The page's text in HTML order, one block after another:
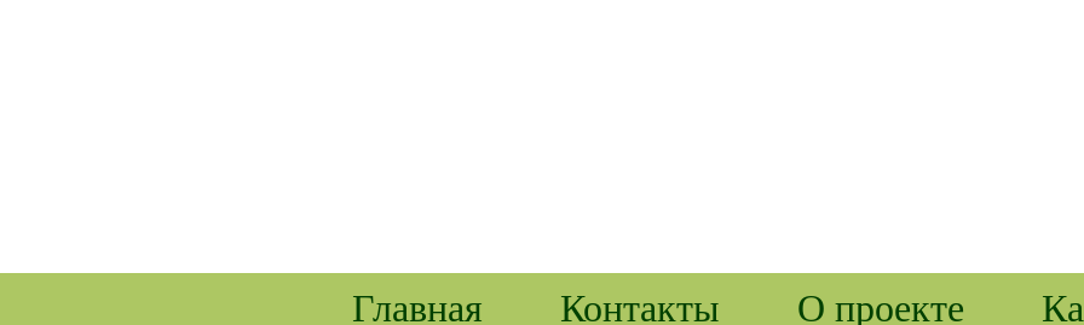
Главная Контакты О проекте